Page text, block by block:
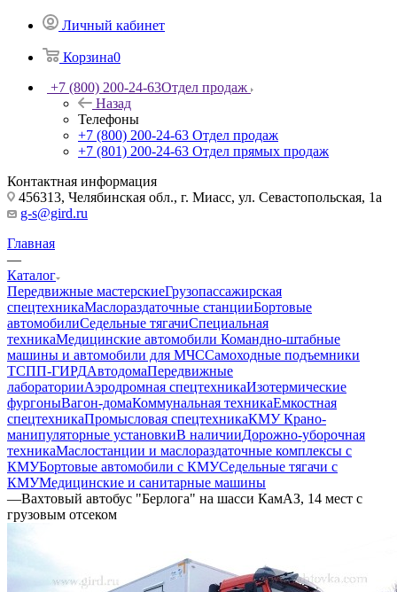
Личный кабинет
Корзина0
+7 (800) 200-24-63Отдел продаж
Назад
Телефоны
+7 (800) 200-24-63 Отдел продаж
+7 (801) 200-24-63 Отдел прямых продаж
Контактная информация
456313, Челябинская обл., г. Миасс, ул. Севастопольская, 1а
g-s@gird.ru
Главная
—
Каталог
Передвижные мастерскиеГрузопассажирская
спецтехникаМаслораздаточные станцииБортовые
автомобилиСедельные тягачиСпециальная
техникаМедицинские автомобили Командно-штабные
машины и автомобили для МЧССамоходные подъемники
ТСПП-ГИРДАвтодомаПередвижные
лабораторииАэродромная спецтехникаИзотермические
фургоныВагон-домаКоммунальная техникаЕмкостная
спецтехникаПромысловая спецтехникаКМУ Крано-
манипуляторные установкиВ наличииДорожно-уборочная
техникаМаслостанции и маслораздаточные комплексы с
КМУБортовые автомобили с КМУСедельные тягачи с
КМУМедицинские и санитарные машины
—Вахтовый автобус "Берлога" на шасси КамАЗ, 14 мест с
грузовым отсеком